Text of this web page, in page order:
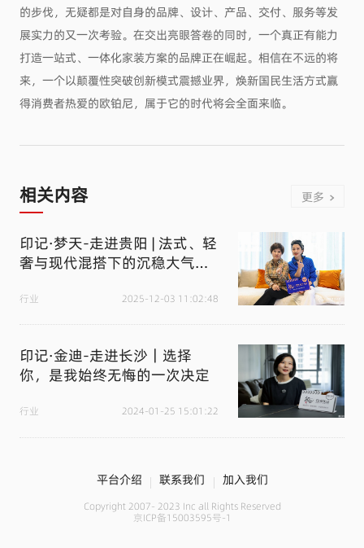
的步伐，无疑都是对自身的品牌、设计、产品、交付、服务等发
展实力的又一次考验。在交出亮眼答卷的同时，一个真正有能力
打造一站式、一体化家装方案的品牌正在崛起。相信在不远的将
来，一个以颠覆性突破创新模式震撼业界，焕新国民生活方式赢
得消费者热爱的欧铂尼，属于它的时代将会全面来临。
相关内容 更多
印记·梦天-走进贵阳 | 法式、轻
奢与现代混搭下的沉稳大气与
行业 2025-12-03 11:02:48
印记·金迪-走进长沙｜选择
你，是我始终无悔的一次决定
行业 2024-01-25 15:01:22
平台介绍 联系我们 加入我们
Copyright 2007- 2023 Inc all Rights Reserved
京ICP备15003595号-1